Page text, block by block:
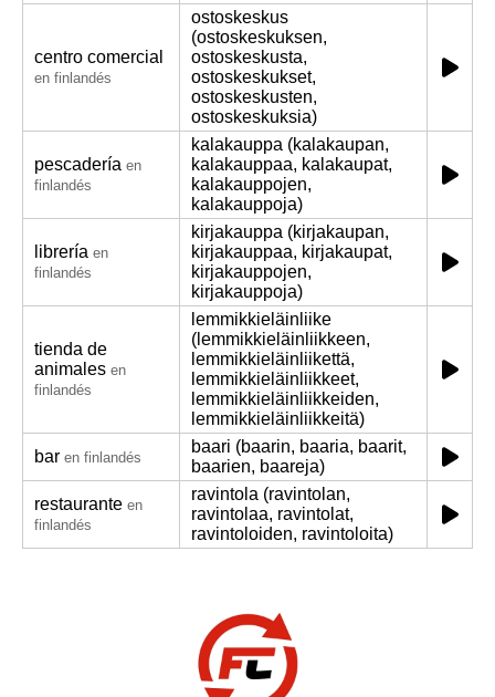
centro comercial
en finlandés
ostoskeskus
(ostoskeskuksen,
ostoskeskusta,
ostoskeskukset,
ostoskeskusten,
ostoskeskuksia)
pescadería en
finlandés
kalakauppa (kalakaupan,
kalakauppaa, kalakaupat,
kalakauppojen,
kalakauppoja)
librería en
finlandés
kirjakauppa (kirjakaupan,
kirjakauppaa, kirjakaupat,
kirjakauppojen,
kirjakauppoja)
tienda de
animales en
finlandés
lemmikkieläinliike
(lemmikkieläinliikkeen,
lemmikkieläinliikettä,
lemmikkieläinliikkeet,
lemmikkieläinliikkeiden,
lemmikkieläinliikkeitä)
bar en finlandés
baari (baarin, baaria, baarit,
baarien, baareja)
restaurante en
finlandés
ravintola (ravintolan,
ravintolaa, ravintolat,
ravintoloiden, ravintoloita)